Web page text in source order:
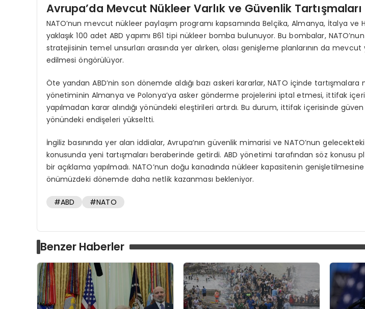
Avrupa’da Mevcut Nükleer Varlık ve Güvenlik Tartışmaları
NATO’nun mevcut nükleer paylaşım programı kapsamında Belçika, Almanya, İtalya ve
yaklaşık 100 adet ABD yapımı B61 tipi nükleer bomba bulunuyor. Bu bombalar, NATO’nun
stratejisinin temel unsurları arasında yer alırken, olası genişleme planlarının da mevcut
edilmesi öngörülüyor.
Öte yandan ABD’nin son dönemde aldığı bazı askeri kararlar, NATO içinde
yönetiminin Almanya ve Polonya’ya asker gönderme projelerini iptal etmesi, ittifak
yapılmadan karar alındığı yönündeki eleştirileri artırdı. Bu durum, ittifak içerisinde
yönündeki endişeleri yükseltti.
İngiliz basınında yer alan iddialar, Avrupa’nın güvenlik mimarisi ve NATO’nun gelecekteki
konusunda yeni tartışmaları beraberinde getirdi. ABD yönetimi tarafından söz konusu
bir açıklama yapılmadı. NATO’nun doğu kanadında nükleer kapasitenin genişletilmesine
önümüzdeki dönemde daha netlik kazanması bekleniyor.
#ABD #NATO
Benzer Haberler